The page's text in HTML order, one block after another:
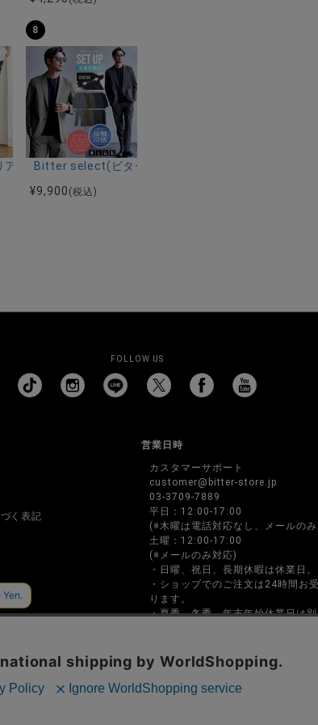
カラー半袖シャツ＆イージーパンツ/全2色
ツ/全4色
)ストレッチジョッパーパンツ/全4色
8
Bitter select(ビターセレクト)接触冷感スーパース
¥9,900 (税込)
FOLLOW US
く表記
営業日時
カスタマーサポート
customer@bitter-store.jp
03-3709-7889
平日：12:00-17:00
(※木曜は電話対応なし、メールの
土曜：12:00-17:00
(※メールのみ対応)
・日曜、祝日、長期休暇は休業日。
・ショップでのご注文は24時間お
ります。
・夏季、冬季、年末年始休業日は
間内のみの対応となります。
BITTER STORE(ビターストア)メンズファッション通販サイト